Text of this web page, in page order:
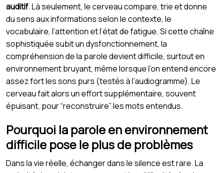
auditif. Là seulement, le cerveau compare, trie et donne
du sens aux informations selon le contexte, le
vocabulaire, l’attention et l’état de fatigue. Si cette chaîne
sophistiquée subit un dysfonctionnement, la
compréhension de la parole devient difficile, surtout en
environnement bruyant, même lorsque l’on entend encore
assez fort les sons purs (testés à l’audiogramme). Le
cerveau fait alors un effort supplémentaire, souvent
épuisant, pour “reconstruire” les mots entendus.
Pourquoi la parole en environnement
difficile pose le plus de problèmes
Dans la vie réelle, échanger dans le silence est rare. La